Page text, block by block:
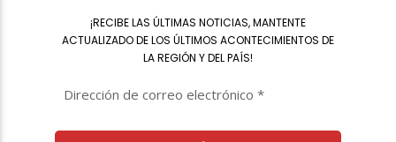
¡RECIBE LAS ÚLTIMAS NOTICIAS, MANTENTE
ACTUALIZADO DE LOS ÚLTIMOS ACONTECIMIENTOS DE
LA REGIÓN Y DEL PAÍS!